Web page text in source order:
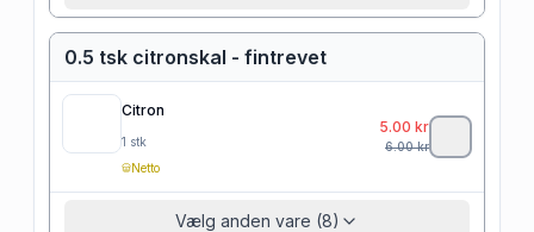
0.5 tsk citronskal - fintrevet
Citron
1 stk
Netto
5.00 kr
6.00kr
Vælg anden vare (8)